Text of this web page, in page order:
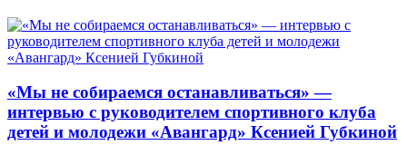
«Мы не собираемся останавливаться» —
интервью с руководителем спортивного клуба
детей и молодежи «Авангард» Ксенией Губкиной